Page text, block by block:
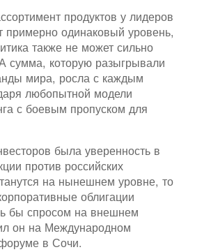
продуктов у лидеров
примерно одинаковый уровень,
также не может сильно
сумма, которую разыгрывали
мира, росла с каждым
любопытной модели
с боевым пропуском для
была уверенность в
против российских
на нынешнем уровне, то
облигации
бы спросом на внешнем
он на Международном
в Сочи.